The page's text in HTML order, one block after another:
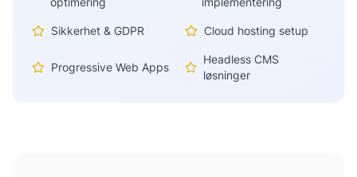
Sikkerhet & GDPR Cloud hosting setup
Progressive Web Apps
Headless CMS
løsninger